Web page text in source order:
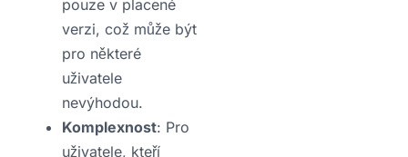
pouze v placené
verzi, což může být
pro některé
uživatele
nevýhodou.
Komplexnost: Pro
uživatele, kteří